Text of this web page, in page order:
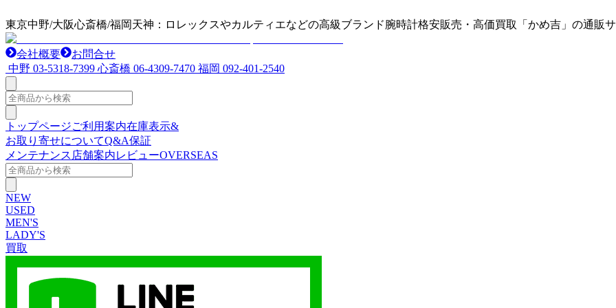
東京中野/大阪心斎橋/福岡天神：ロレックスやカルティエなどの高級ブランド腕時計格安販売・高価買取「かめ吉」の通販
会社概要
お問合せ
中野 03-5318-7399 心斎橋 06-4309-7470 福岡 092-401-2540
トップページご利用案内在庫表示&
お取り寄せについてQ&A保証
メンテナンス 店舗案内レビューOVERSEAS
NEW
USED
MEN'S
LADY'S
買取